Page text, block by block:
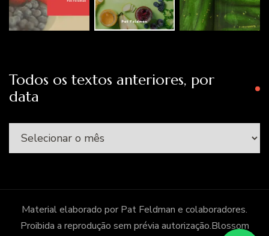
Todos os textos anteriores, por
data
Todos
os
anteriores,
por
data
Material elaborado por Pat Feldman e colaboradores.
Proibida a reprodução sem prévia autorização.Blossom